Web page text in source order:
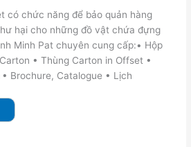
có chức năng để bảo quản hàng
hại cho những đồ vật chứa đựng
Minh Pat chuyên cung cấp:• Hộp
• Thùng Carton in Offset •
Brochure, Catalogue • Lịch